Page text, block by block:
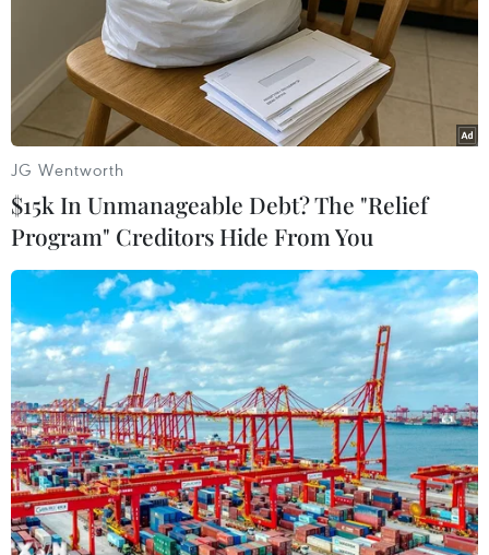
Ngoại trưởng Nga Sergei Lavrov công du 4
nước khu vực Mỹ Latinh
17/04/2023 08:07
Chuyến công du Brazil, Venezuela, Nicaragoa và Cuba
của Ngoại trưởng Nga nhằm tăng cường hợp tác cùng
có lợi với các nước Mỹ Latinh trong lĩnh vực chính trị,
thương mại và kinh tế, giáo dục...
JG Wentworth
$15k In Unmanageable Debt? The "Relief
Program" Creditors Hide From You